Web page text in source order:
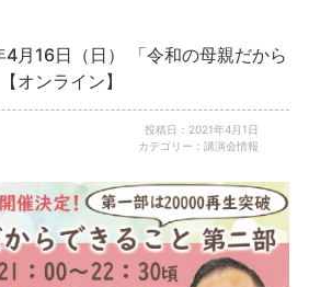
4月16日（日） 「令和の母親だから
オンライン】
投稿日：2021年4月1日
カテゴリー：講演会情報